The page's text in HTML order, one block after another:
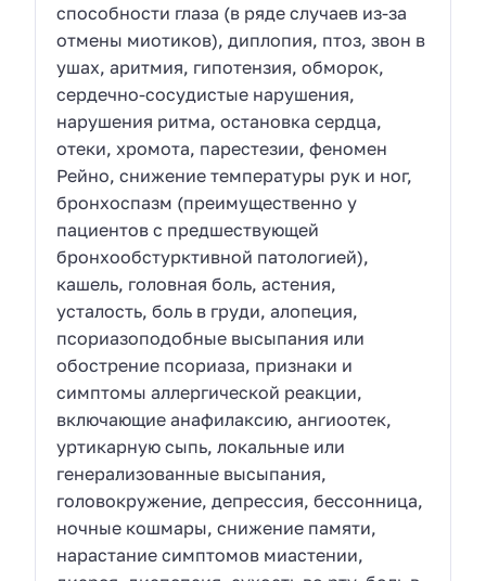
способности глаза (в ряде случаев из-за
отмены миотиков), диплопия, птоз, звон в
ушах, аритмия, гипотензия, обморок,
сердечно-сосудистые нарушения,
нарушения ритма, остановка сердца,
отеки, хромота, парестезии, феномен
Рейно, снижение температуры рук и ног,
бронхоспазм (преимущественно у
пациентов с предшествующей
бронхообстурктивной патологией),
кашель, головная боль, астения,
усталость, боль в груди, алопеция,
псориазоподобные высыпания или
обострение псориаза, признаки и
симптомы аллергической реакции,
включающие анафилаксию, ангиоотек,
уртикарную сыпь, локальные или
генерализованные высыпания,
головокружение, депрессия, бессонница,
ночные кошмары, снижение памяти,
нарастание симптомов миастении,